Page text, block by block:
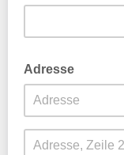
Adresse